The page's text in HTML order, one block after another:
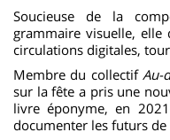
Soucieuse de la
grammaire visuelle, elle
circulations digitales,
Membre du collectifAu-
sur la fête a pris une
livre éponyme, en
documenter les futurs
YouTube